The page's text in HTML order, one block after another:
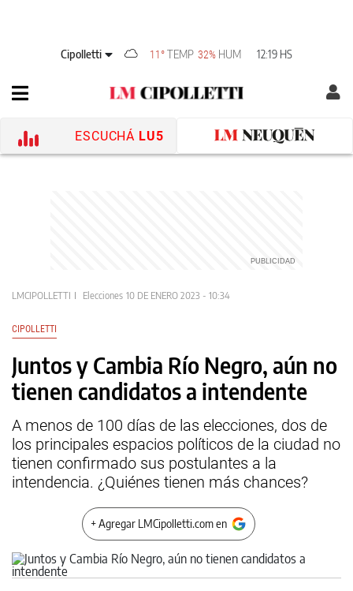
Cipolletti 11° TEMP 32% HUM 12:19 HS
ESCUCHÁ LU5
LMCIPOLLETTI Elecciones 10 DE ENERO 2023 - 10:34
CIPOLLETTI
Juntos y Cambia Río Negro, aún no
tienen candidatos a intendente
A menos de 100 días de las elecciones, dos de
los principales espacios políticos de la ciudad no
tienen confirmado sus postulantes a la
intendencia. ¿Quiénes tienen más chances?
+ Agregar LMCipolletti.com en